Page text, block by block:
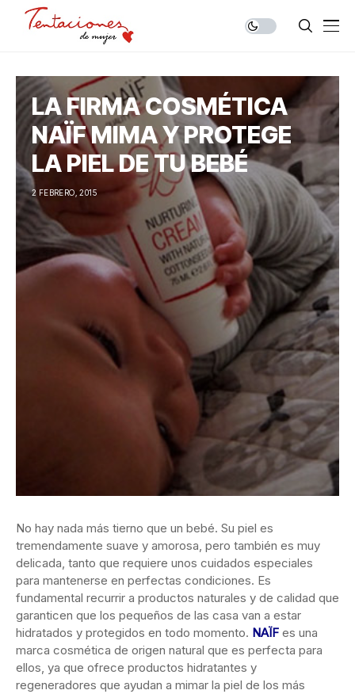
LA FIRMA COSMÉTICA
NAÏF MIMA Y PROTEGE
LA PIEL DE TU BEBÉ
2 FEBRERO, 2015
No hay nada más tierno que un bebé. Su piel es
tremendamente suave y amorosa, pero también es muy
delicada, tanto que requiere unos cuidados especiales
para mantenerse en perfectas condiciones. Es
fundamental recurrir a productos naturales y de calidad que
garanticen que los pequeños de las casa van a estar
hidratados y protegidos en todo momento. NAÏF es una
marca cosmética de origen natural que es perfecta para
ellos, ya que ofrece productos hidratantes y
regeneradores que ayudan a mimar la piel de los más